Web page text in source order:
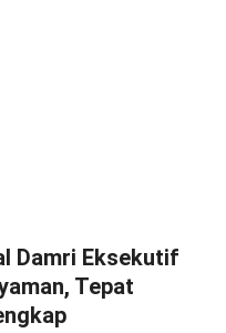
Damri Eksekutif
Tepat